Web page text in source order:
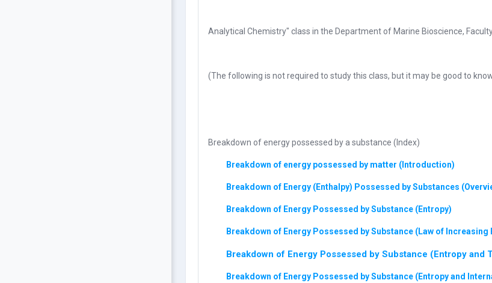
Analytical Chemistry" class in the Department of Marine Bioscience,
(The following is not required to study this class, but it may be good to
Breakdown of energy possessed by a substance (Index)
Breakdown of energy possessed by matter (Introduction)
Breakdown of Energy (Enthalpy) Possessed by Substances
Breakdown of Energy Possessed by Substance (Entropy)
Breakdown of Energy Possessed by Substance (Law of Increasing
Breakdown of Energy Possessed by Substance (Entropy and
Breakdown of Energy Possessed by Substance (Entropy and